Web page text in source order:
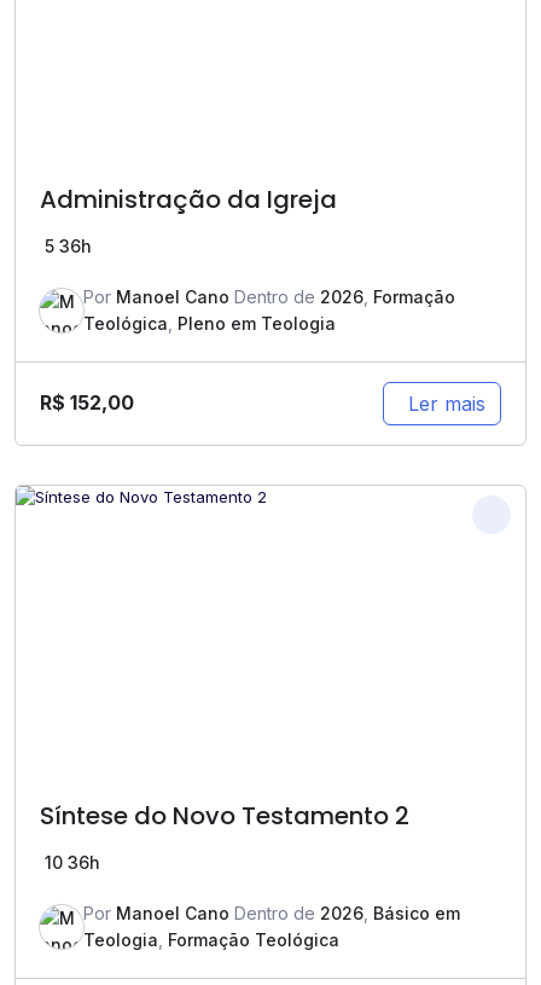
Administração da Igreja
5 36h
Por Manoel Cano Dentro de 2026 Formação
Teológica Pleno em Teologia
R$ 152,00 Ler mais
Síntese do Novo Testamento 2
10 36h
Por Manoel Cano Dentro de 2026 Básico em
Teologia Formação Teológica